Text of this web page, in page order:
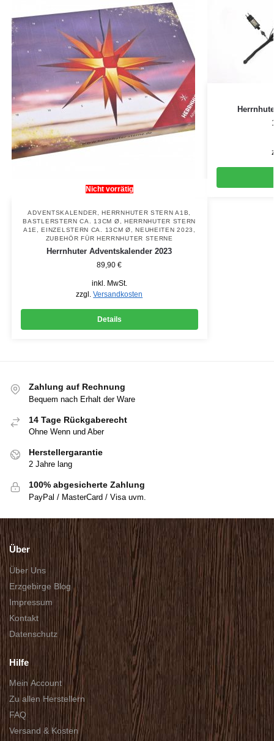
Nicht vorrätig
ADVENTSKALENDER,HERRNHUTER STERN A1B,
BASTLERSTERN CA. 13CM Ø, HERRNHUTER STERN
A1E, EINZELSTERN CA. 13CM Ø,NEUHEITEN 2023 ,
ZUBEHÖR FÜR HERRNHUTER STERNE
Herrnhuter Adventskalender 2023
89,90€
inkl. MwSt.
zzgl.Versandkosten
Details
Zahlung auf Rechnung
Bequem nach Erhalt der Ware
14 Tage Rückgaberecht
Ohne Wenn und Aber
Herstellergarantie
2 Jahre lang
100% abgesicherte Zahlung
PayPal / MasterCard / Visa uvm.
Über
Über Uns
Erzgebirge Blog
Impressum
Kontakt
Datenschutz
Hilfe
Mein Account
Zu allen Herstellern
FAQ
Versand & Kosten